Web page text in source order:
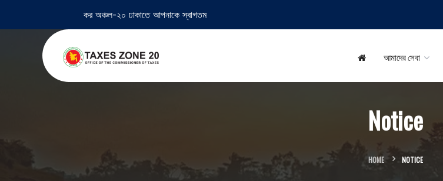
কর অঞ্চল-২০ ঢাকাতে আপনাকে স্বাগতম
আমাদের সেবা
Notice
HOME NOTICE